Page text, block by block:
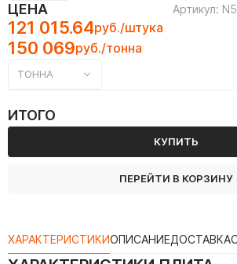
ЦЕНА Артикул:
121 015.64руб./штука
150 069руб./тонна
ТОННА
ИТОГО
КУПИТЬ
ПЕРЕЙТИ В КОРЗИНУ
ХАРАКТЕРИСТИКИОПИСАНИЕДОСТАВКА